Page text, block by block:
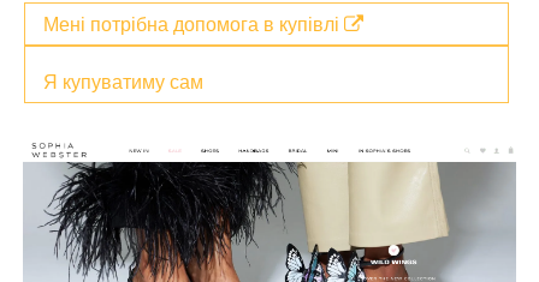
Я купуватиму сам
Мені потрібна допомога в купівлі